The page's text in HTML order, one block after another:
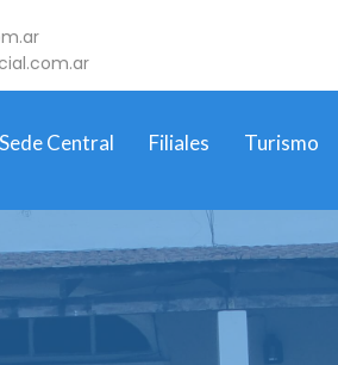
Sede Central Filiales Turismo